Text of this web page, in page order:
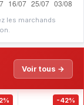
les marchands
Voir tous →
-42%